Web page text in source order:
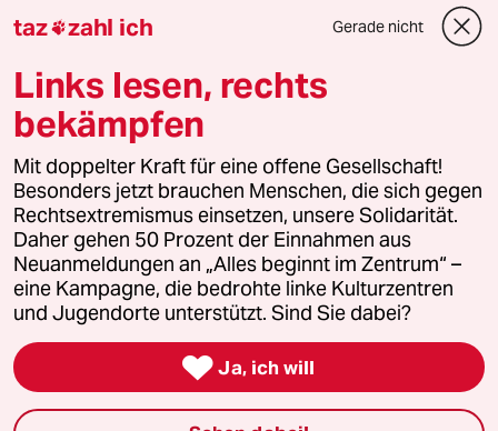
Downloads für Abonnierende
© 2026 taz Verlags und Vertriebs GmbH
Alle Rechte vorbehalten. Bei rechtlichen Fragen oder für Genehmigungen
wenden Sie sich bitte an
lizenzen@taz.de
Feedback Redaktionsstatut Kommune-Richtlinien
Leitlinie Informant Datenschutz Impressum AGB
Seitenwende Einwilligungen widerrufen (Ads)
taz zahl ich Gerade nicht
Links lesen, rechts
bekämpfen
Mit doppelter Kraft für eine offene Gesellschaft!
Besonders jetzt brauchen Menschen, die sich gegen
Rechtsextremismus einsetzen, unsere Solidarität.
Daher gehen 50 Prozent der Einnahmen aus
Neuanmeldungen an „Alles beginnt im Zentrum“ –
eine Kampagne, die bedrohte linke Kulturzentren
und Jugendorte unterstützt. Sind Sie dabei?
 Ja, ich will